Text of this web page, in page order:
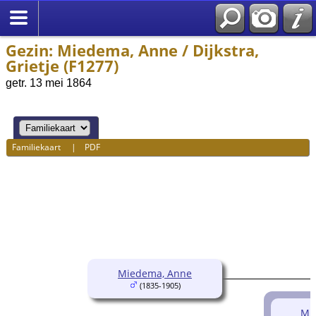
Gezin: Miedema, Anne / Dijkstra,
Grietje (F1277)
getr. 13 mei 1864
Familiekaart | PDF
Miedema, Anne
(1835-1905)